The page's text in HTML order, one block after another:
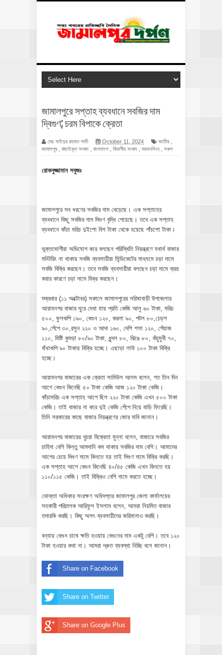
জামালপুরে সপ্তাহ ব্যবধানে সবজির দাম
দ্বিগুণ; চরম বিপাকে ক্রেতা
মোঃ সাইদুর রহমান সাদী October 11, 2024 জাতীয়
জামালপুর
বাছাইকৃত সংবাদ বাংলাদেশ বিভাগীয় সংবাদ ময়মনসিংহ সকল
রোকনুজ্জামান সবুজঃ
জামালপুরে সব ধরণের সবজির দাম বেড়েছে। এক সপ্তাহের
ব্যবধানে কিছু সবজির দাম দিগুণ বৃদ্ধি পেয়েছে। তবে এক সপ্তাহ
ব্যবধানে কাঁচা মরিচ দুইশো বিশ টাকা থেকে হয়েছে পাঁচশো টাকা।
ভুক্তভোগীরা অভিযোগ করে বলছেন পরিস্থিতি নিয়ন্ত্রণে যথার্থ বাজার
মনিটরিং না থাকায় সবজি ব্যবসায়ীরা সিন্ডিকেটের মাধ্যমে চড়া দামে
সবজি বিক্রি করছেন। তবে সবজি ব্যবসায়ীরা বলছেন চড়া দামে ক্রয়
করার কারণে চড়া দামে বিক্র করছেন।
শুক্রবার (১১ অক্টোবর) সকালে জামালপুরের সরিষাবাড়ী উপজেলার
আরামনগর বাজার ঘুরে দেখা যায় প্রতি কেজি আলু ৬০ টাকা, মরিচ
৫০০, ফুলকপি ১৯০, বেগুন ১২০, করলা ৯০, পটল ৮০,ঢেড়শ
৯০,পেঁপে ৩০,রসুন ২২০ ও আদা ১৬০, দেশি শসা ১২০, পেঁয়াজ
১১০, মিষ্টি কুমড়া ৮০/৯০ টাকা, ধুন্দল ৮০, ঝিঙে ৮০, কঁচুমুখী ৭০,
বাঁধাকপি ৯০ টাকায় বিক্রি হচ্ছে। এছাড়া লাউ ১০০ টাকা বিক্রি
হচ্ছে।
আরামনগর বাজারের এক ক্রেতা সামিউল আলম বলেন, গত তিন দিন
আগে বেগুন কিনেছি ৫০ টাকা কেজি আজ ১২০ টাকা কেজি।
কাঁচামরিচ এক সপ্তাহ আগে ছিল ২২০ টাকা কেজি এখন ৫০০ টাকা
কেজি। তাই বাজার না করে দুই কেজি পেঁপে নিয়ে বাড়ি ফিরেছি।
তিনি সরকারের কাছে বাজার নিয়ন্ত্রণের জোর দাবি জানান।
আরামনগর বাজারের খুচরা বিক্রেতা মুন্না বলেন, বাজারে সবজির
চাহিদা বেশি কিন্তু আমদানি কম থাকায় সবজির দাম বেশি। আমাদের
আগের চেয়ে দিগুণ দামে কিনতে হয় তাই দিগুণ দামে বিক্রি করছি।
এক সপ্তাহ আগে বেগুন কিনেছি ৪০/৪৫ কেজি এখন কিনতে হয়
১১০/১১৫ কেজি। তাই বিক্রিও বেশি দামে করতে হচ্ছে।
ভোক্তা অধিকার সংরক্ষণ অধিদপ্তর জামালপুর জেলা কার্যালয়ের
সহকারী পরিচালক আরিফুল ইসলাম বলেন, আমরা নিয়মিত বাজার
তদারকি করছি। কিছু অসৎ ব্যবসায়ীদের জরিমানাও করছি।
বন্যায় বেগুন চাষে ক্ষতি হওয়ায় বেগুনের দাম একটু বেশি। তবে ১২০
টাকা হওয়ার কথা না। আমরা দ্রুত ব্যবস্থা নিচ্ছি বলে জানান।
Share on Facebook
Share on Twitter
Share on Google Plus